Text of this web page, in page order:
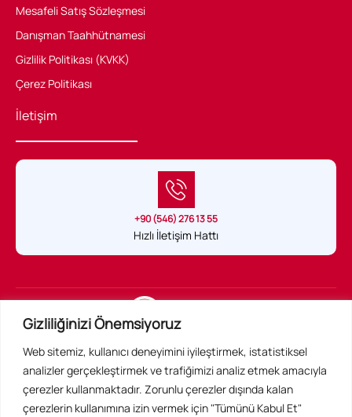
Gizliliğinizi Önemsiyoruz
Web sitemiz, kullanıcı deneyimini iyileştirmek, istatistiksel
analizler gerçekleştirmek ve trafiğimizi analiz etmek amacıyla
çerezler kullanmaktadır. Zorunlu çerezler dışında kalan
çerezlerin kullanımına izin vermek için "Tümünü Kabul Et"
Mesafeli Satış Sözleşmesi
Danışman Taahhütnamesi
Gizlilik Politikası (KVKK)
Çerez Politikası
İletişim
+90 (546) 276 13 55
Hızlı İletişim Hattı
Acil Konsültan Resmi Web Sitesidir ©
Tüm Hakları Saklıdır